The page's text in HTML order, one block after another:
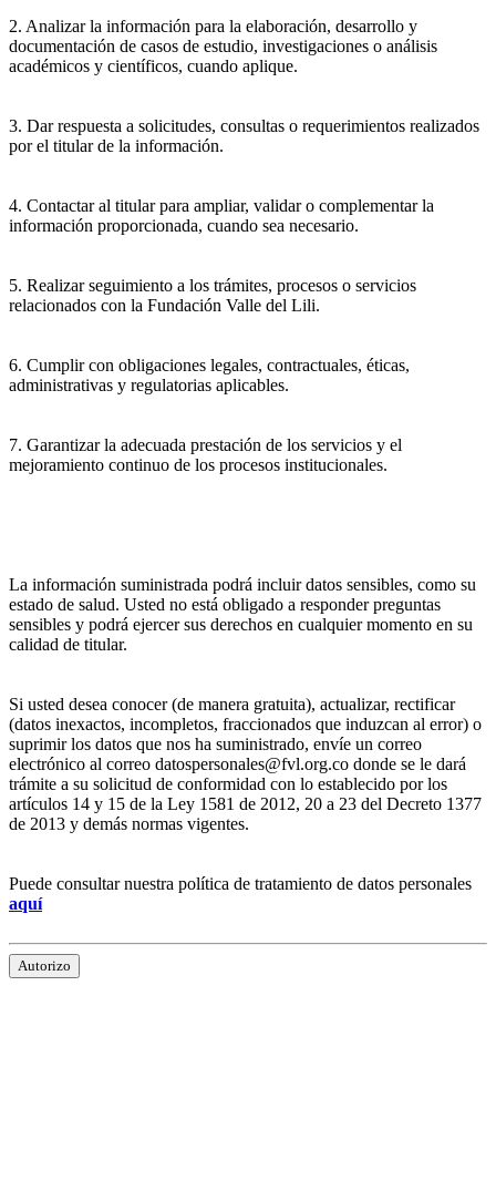
2. Analizar la información para la elaboración, desarrollo y
documentación de casos de estudio, investigaciones o análisis
académicos y científicos, cuando aplique.
3. Dar respuesta a solicitudes, consultas o requerimientos realizados
por el titular de la información.
4. Contactar al titular para ampliar, validar o complementar la
información proporcionada, cuando sea necesario.
5. Realizar seguimiento a los trámites, procesos o servicios
relacionados con la Fundación Valle del Lili.
6. Cumplir con obligaciones legales, contractuales, éticas,
administrativas y regulatorias aplicables.
7. Garantizar la adecuada prestación de los servicios y el
mejoramiento continuo de los procesos institucionales.
La información suministrada podrá incluir datos sensibles, como su
estado de salud. Usted no está obligado a responder preguntas
sensibles y podrá ejercer sus derechos en cualquier momento en su
calidad de titular.
Si usted desea conocer (de manera gratuita), actualizar, rectificar
(datos inexactos, incompletos, fraccionados que induzcan al error) o
suprimir los datos que nos ha suministrado, envíe un correo
electrónico al correo datospersonales@fvl.org.co donde se le dará
trámite a su solicitud de conformidad con lo establecido por los
artículos 14 y 15 de la Ley 1581 de 2012, 20 a 23 del Decreto 1377
de 2013 y demás normas vigentes.
Puede consultar nuestra política de tratamiento de datos personales
aquí
Autorizo